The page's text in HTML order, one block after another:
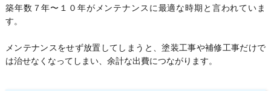
築年数７年〜１０年がメンテナンスに最適な時期と言われていま
す。
メンテナンスをせず放置してしまうと、塗装工事や補修工事だけで
は治せなくなってしまい、余計な出費につながります。